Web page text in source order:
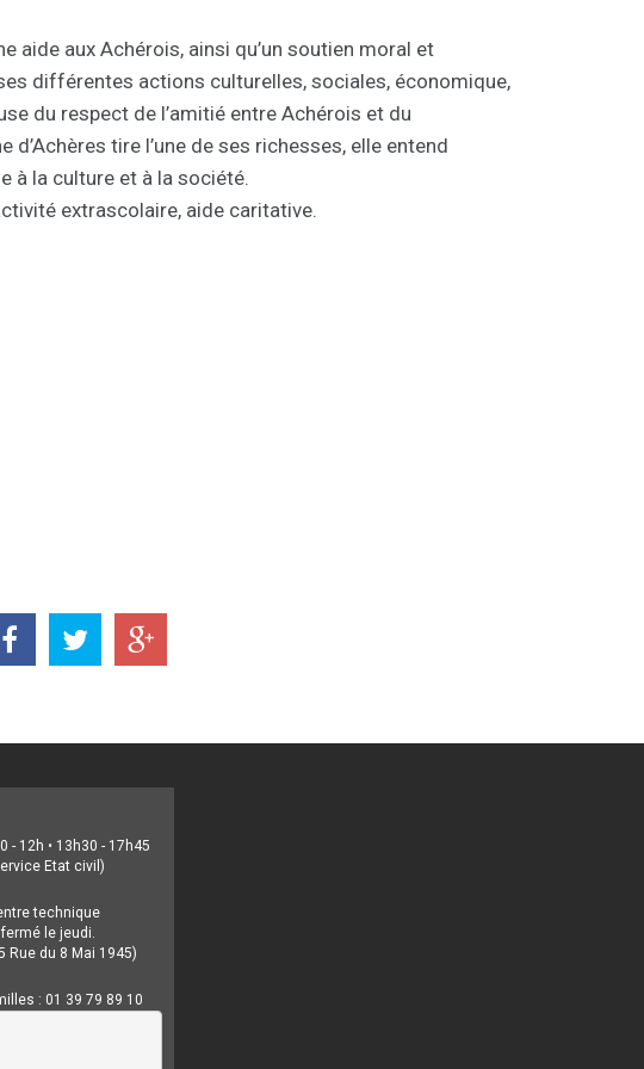
aide aux Achérois, ainsi qu’un soutien moral et
différentes actions culturelles, sociales, économique,
du respect de l’amitié entre Achérois et du
tire l’une de ses richesses, elle entend
à la culture et à la société.
extrascolaire, aide caritative.
- 12h • 13h30 - 17h45
Etat civil)
technique
le jeudi.
Rue du 8 Mai 1945)
: 01 39 79 89 10